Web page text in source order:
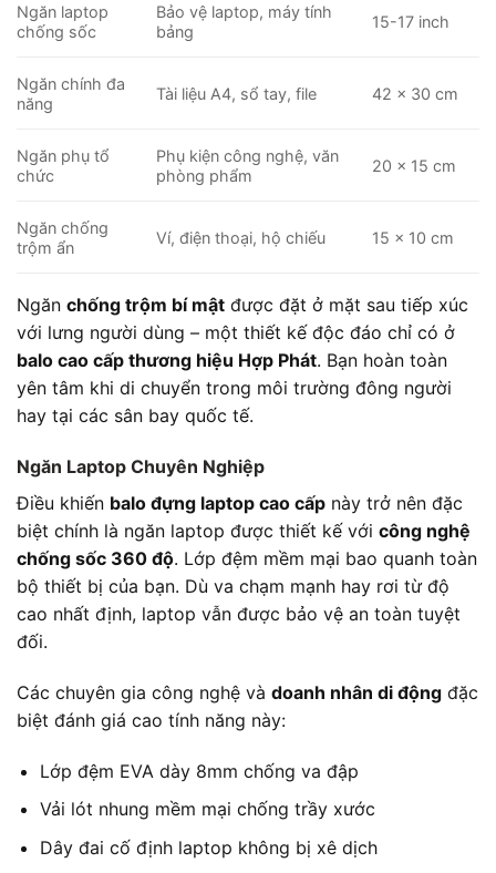
Ngăn laptop
chống sốc
Bảo vệ laptop, máy tính
bảng
15-17 inch
Ngăn chính đa
năng
Tài liệu A4, sổ tay, file 42 x 30 cm
Ngăn phụ tổ
chức
Phụ kiện công nghệ, văn
phòng phẩm
20 x 15 cm
Ngăn chống
trộm ẩn
Ví, điện thoại, hộ chiếu 15 x 10 cm
Ngăn chống trộm bí mật được đặt ở mặt sau tiếp xúc
với lưng người dùng – một thiết kế độc đáo chỉ có ở
balo cao cấp thương hiệu Hợp Phát. Bạn hoàn toàn
yên tâm khi di chuyển trong môi trường đông người
hay tại các sân bay quốc tế.
Ngăn Laptop Chuyên Nghiệp
Điều khiến balo đựng laptop cao cấp này trở nên đặc
biệt chính là ngăn laptop được thiết kế với công nghệ
chống sốc 360 độ. Lớp đệm mềm mại bao quanh toàn
bộ thiết bị của bạn. Dù va chạm mạnh hay rơi từ độ
cao nhất định, laptop vẫn được bảo vệ an toàn tuyệt
đối.
Các chuyên gia công nghệ và doanh nhân di động đặc
biệt đánh giá cao tính năng này:
Lớp đệm EVA dày 8mm chống va đập
Vải lót nhung mềm mại chống trầy xước
Dây đai cố định laptop không bị xê dịch